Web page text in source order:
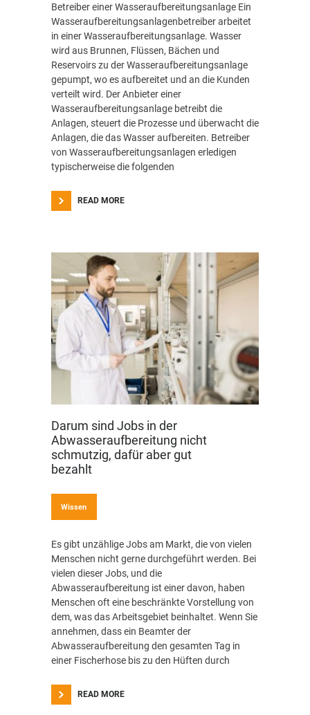
Betreiber einer Wasseraufbereitungsanlage Ein
Wasseraufbereitungsanlagenbetreiber arbeitet
in einer Wasseraufbereitungsanlage. Wasser
wird aus Brunnen, Flüssen, Bächen und
Reservoirs zu der Wasseraufbereitungsanlage
gepumpt, wo es aufbereitet und an die Kunden
verteilt wird. Der Anbieter einer
Wasseraufbereitungsanlage betreibt die
Anlagen, steuert die Prozesse und überwacht die
Anlagen, die das Wasser aufbereiten. Betreiber
von Wasseraufbereitungsanlagen erledigen
typischerweise die folgenden
READ MORE
Darum sind Jobs in der
Abwasseraufbereitung nicht
schmutzig, dafür aber gut
bezahlt
Wissen
Es gibt unzählige Jobs am Markt, die von vielen
Menschen nicht gerne durchgeführt werden. Bei
vielen dieser Jobs, und die
Abwasseraufbereitung ist einer davon, haben
Menschen oft eine beschränkte Vorstellung von
dem, was das Arbeitsgebiet beinhaltet. Wenn Sie
annehmen, dass ein Beamter der
Abwasseraufbereitung den gesamten Tag in
einer Fischerhose bis zu den Hüften durch
READ MORE